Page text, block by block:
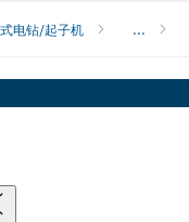
电钻/起子机 ...